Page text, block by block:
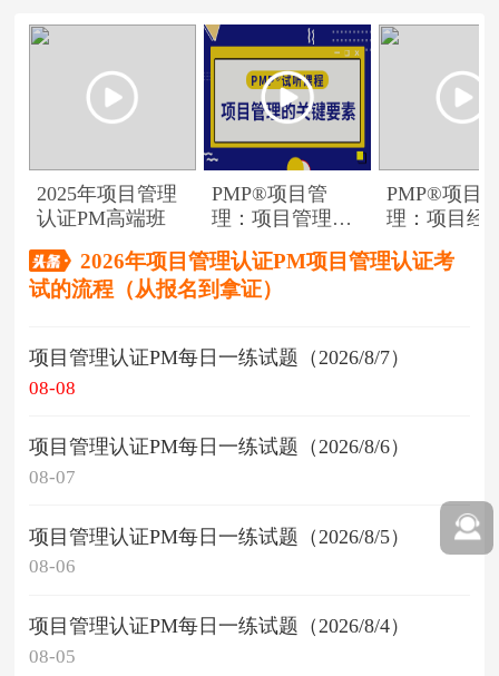
2025年项目管理
认证PM高端班
PMP®项目管
理：项目管理的
PMP®项目
理：项目经
2026年项目管理认证PM项目管理认证考
试的流程（从报名到拿证）
项目管理认证PM每日一练试题（2026/8/7）
08-08
项目管理认证PM每日一练试题（2026/8/6）
08-07
项目管理认证PM每日一练试题（2026/8/5）
08-06
项目管理认证PM每日一练试题（2026/8/4）
08-05